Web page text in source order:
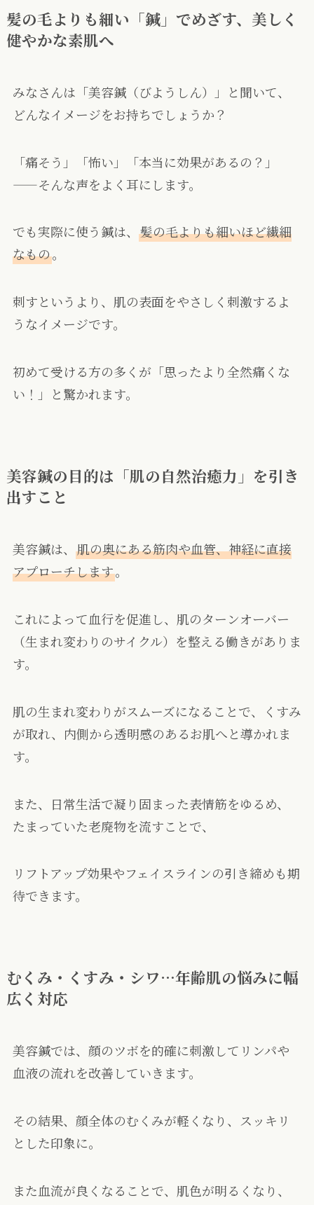
髪の毛よりも細い「鍼」でめざす、美しく
健やかな素肌へ
みなさんは「美容鍼（びようしん）」と聞いて、
どんなイメージをお持ちでしょうか？
「痛そう」「怖い」「本当に効果があるの？」
——そんな声をよく耳にします。
でも実際に使う鍼は、 髪の毛よりも細いほど繊細
なもの。
刺すというより、肌の表面をやさしく刺激するよ
うなイメージです。
初めて受ける方の多くが「思ったより全然痛くな
い！」と驚かれます。
美容鍼の目的は「肌の自然治癒力」を引き
出すこと
美容鍼は、 肌の奥にある筋肉や血管、神経に直接
アプローチします。
これによって血行を促進し、肌のターンオーバー
（生まれ変わりのサイクル）を整える働きがありま
す。
肌の生まれ変わりがスムーズになることで、くすみ
が取れ、内側から透明感のあるお肌へと導かれま
す。
また、日常生活で凝り固まった表情筋をゆるめ、
たまっていた老廃物を流すことで、
リフトアップ効果やフェイスラインの引き締めも期
待できます。
むくみ・くすみ・シワ…年齢肌の悩みに幅
広く対応
美容鍼では、顔のツボを的確に刺激してリンパや
血液の流れを改善していきます。
その結果、顔全体のむくみが軽くなり、スッキリ
とした印象に。
また血流が良くなることで、肌色が明るくなり、